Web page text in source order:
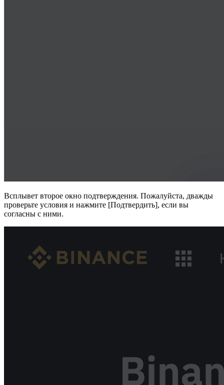
Всплывет второе окно подтверждения. Пожалуйста, дважды
проверьте условия и нажмите [Подтвердить], если вы
согласны с ними.